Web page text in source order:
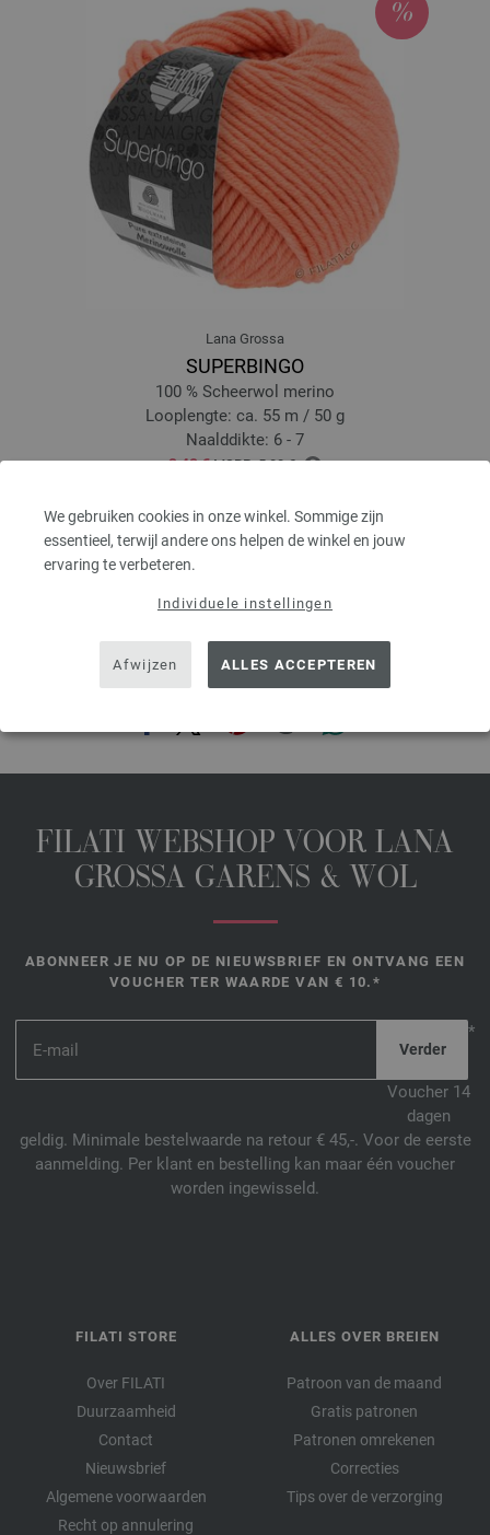
We gebruiken cookies in onze winkel. Sommige zijn
essentieel, terwijl andere ons helpen de winkel en jouw
ervaring te verbeteren.
Individuele instellingen
Afwijzen ALLES ACCEPTEREN
Lana Grossa
SUPERBINGO
100 % Scheerwol merino
Looplengte: ca. 55 m / 50 g
Naalddikte: 6 - 7
2,48 €MSRP:5,00 €
prev next
FILATI WEBSHOP VOOR LANA
GROSSA GARENS & WOL
ABONNEER JE NU OP DE NIEUWSBRIEF EN ONTVANG EEN
VOUCHER TER WAARDE VAN € 10.*
*
Voucher 14
dagen
geldig. Minimale bestelwaarde na retour € 45,-. Voor de eerste
aanmelding. Per klant en bestelling kan maar één voucher
worden ingewisseld.
FILATI STORE
Over FILATI
Duurzaamheid
Contact
Nieuwsbrief
Algemene voorwaarden
Recht op annulering
ALLES OVER BREIEN
Patroon van de maand
Gratis patronen
Patronen omrekenen
Correcties
Tips over de verzorging